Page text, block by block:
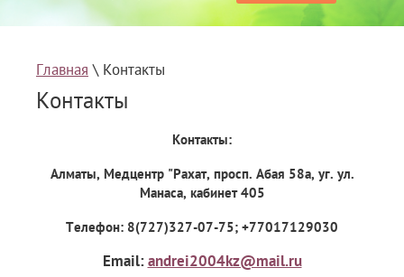
Главная \ Контакты
Контакты
Контакты:
Алматы, Медцентр "Рахат, просп. Абая 58а, уг. ул.
Манаса, кабинет 405
Телефон: 8(727)327-07-75; +77017129030
Email:andrei2004kz@mail.ru